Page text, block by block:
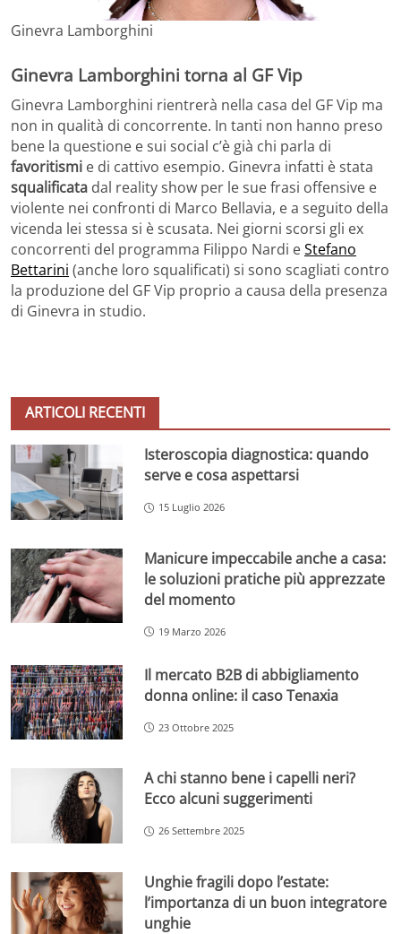
Ginevra Lamborghini
Ginevra Lamborghini torna al GF Vip
Ginevra Lamborghini rientrerà nella casa del GF Vip ma
non in qualità di concorrente. In tanti non hanno preso
bene la questione e sui social c’è già chi parla di
favoritismi e di cattivo esempio. Ginevra infatti è stata
squalificata dal reality show per le sue frasi offensive e
violente nei confronti di Marco Bellavia, e a seguito della
vicenda lei stessa si è scusata. Nei giorni scorsi gli ex
concorrenti del programma Filippo Nardi eStefano
Bettarini (anche loro squalificati) si sono scagliati contro
la produzione del GF Vip proprio a causa della presenza
di Ginevra in studio.
ARTICOLI RECENTI
Isteroscopia diagnostica: quando
serve e cosa aspettarsi
15 Luglio 2026
Manicure impeccabile anche a casa:
le soluzioni pratiche più apprezzate
del momento
19 Marzo 2026
Il mercato B2B di abbigliamento
donna online: il caso Tenaxia
23 Ottobre 2025
A chi stanno bene i capelli neri?
Ecco alcuni suggerimenti
26 Settembre 2025
Unghie fragili dopo l’estate:
l’importanza di un buon integratore
unghie